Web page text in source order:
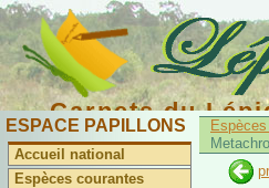
Carnets du
ESPACE PAPILLONS
Accueil national
Espèces courantes